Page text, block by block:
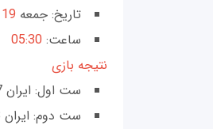
تاریخ: جمعه 19 مهر ماه
ساعت: 05:30
نتیجه بازی
ست اول: ایران 27 __ آرژانتین 25
ست دوم: ایران 23 __ آرژانتین 25